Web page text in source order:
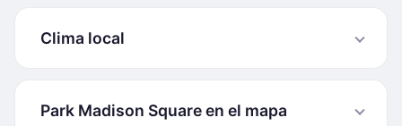
Clima local
Park Madison Square en el mapa